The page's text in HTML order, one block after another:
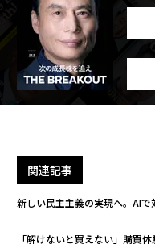
関連記事
新しい民主主義の実現へ。AI
「解けないと買えない」購買